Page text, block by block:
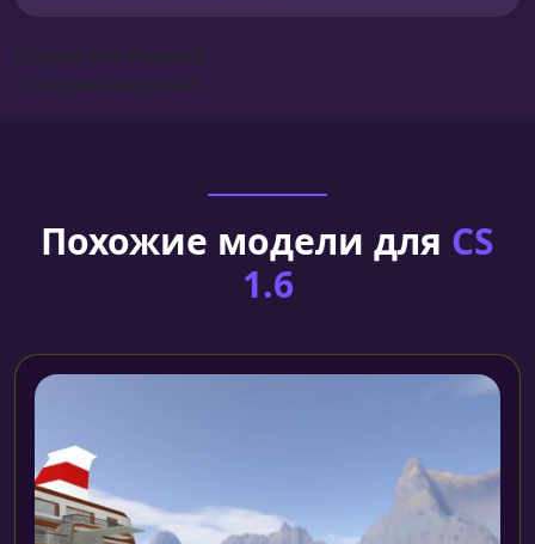
Похожие модели для CS
1.6